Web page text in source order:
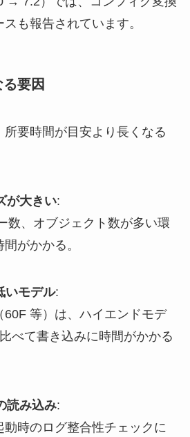
も報告されています。
要因
所要時間が目安より長くなる
が大きい:
数、オブジェクト数が多い環
がかかる。
いモデル:
60F 等）は、ハイエンドモデ
べて書き込みに時間がかかる
読み込み:
時のログ整合性チェックに